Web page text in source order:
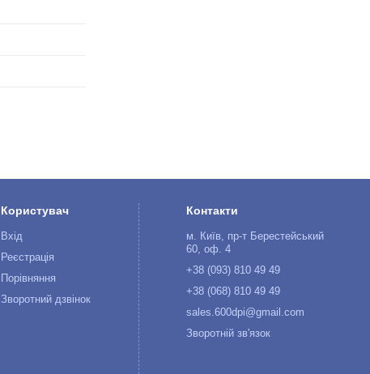
Користувач
Вхід
Реєстрація
Порівняння
Зворотний дзвінок
Контакти
м. Київ, пр-т Берестейський
60, оф. 4
+38 (093) 810 49 49
+38 (068) 810 49 49
sales.600dpi@gmail.com
Зворотній зв'язок